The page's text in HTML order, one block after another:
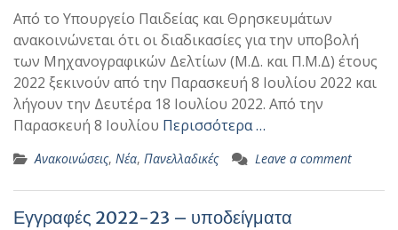
Από το Υπουργείο Παιδείας και Θρησκευμάτων
ανακοινώνεται ότι οι διαδικασίες για την υποβολή
των Μηχανογραφικών Δελτίων (Μ.Δ. και Π.Μ.Δ) έτους
2022 ξεκινούν από την Παρασκευή 8 Ιουλίου 2022 και
λήγουν την Δευτέρα 18 Ιουλίου 2022. Από την
Παρασκευή 8 Ιουλίου Περισσότερα …
Ανακοινώσεις, Νέα, Πανελλαδικές Leave a comment
Εγγραφές 2022-23 – υποδείγματα